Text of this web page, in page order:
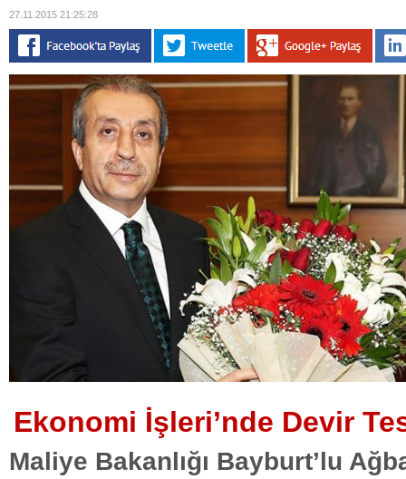
27.11.2015 21:25:28
Ekonomi İşleri’nde Devir
Maliye Bakanlığı Bayburt’lu